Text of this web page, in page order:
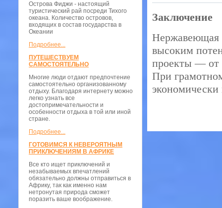
Острова Фиджи - настоящий
туристический рай посреди Тихого
океана. Количество островов,
входящих в состав государства в
Океании
Подробнее...
ПУТЕШЕСТВУЕМ
САМОСТОЯТЕЛЬНО
Многие люди отдают предпочтение
самостоятельно организованному
отдыху. Благодаря интернету можно
легко узнать все
достопримечательности и
особенности отдыха в той или иной
стране.
Подробнее...
ГОТОВИМСЯ К НЕВЕРОЯТНЫМ
ПРИКЛЮЧЕНИЯМ В АФРИКЕ
Все кто ищет приключений и
незабываемых впечатлений
обязательно должны отправиться в
Африку, так как именно нам
нетронутая природа сможет
поразить ваше воображение.
Заключение
Нержавеющая
высоким
проекты — от
При